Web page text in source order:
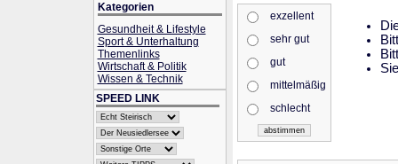
Kategorien
Gesundheit & Lifestyle
Sport & Unterhaltung
Themenlinks
Wirtschaft & Politik
Wissen & Technik
SPEED LINK
exzellent
sehr gut
gut
mittelmäßig
schlecht